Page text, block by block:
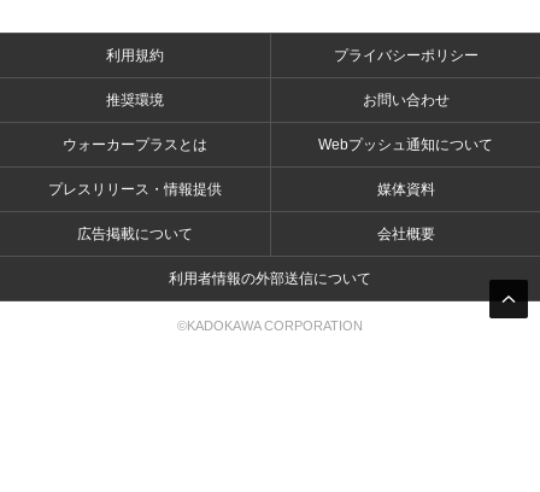
利用規約 プライバシーポリシー
推奨環境 お問い合わせ
ウォーカープラスとは Webプッシュ通知について
プレスリリース・情報提供 媒体資料
広告掲載について 会社概要
利用者情報の外部送信について
©KADOKAWA CORPORATION